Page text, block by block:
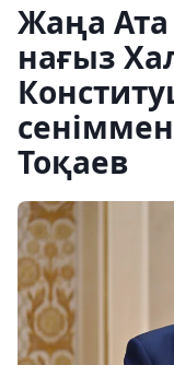
Жаңа
нағыз
Тоқаев